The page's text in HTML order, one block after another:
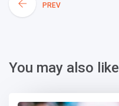
PREV
You may also like